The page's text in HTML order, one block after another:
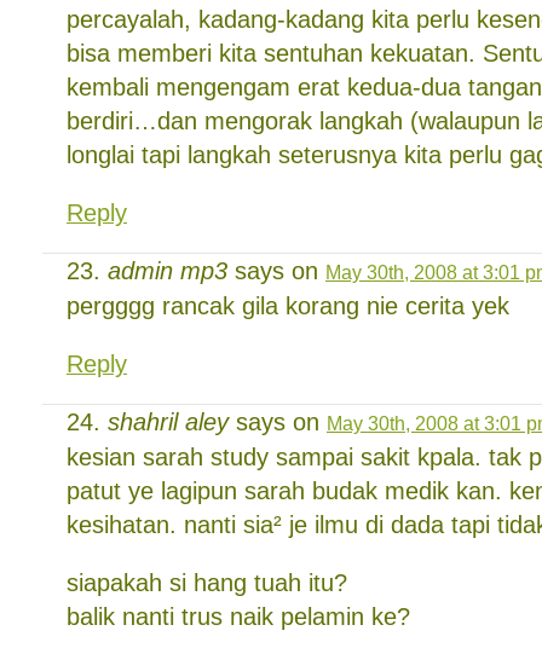
percayalah, kadang-kadang kita perlu
bisa memberi kita sentuhan kekuatan.
kembali mengengam erat kedua-dua
berdiri…dan mengorak langkah (walaupun
longlai tapi langkah seterusnya kita perlu
Reply
admin mp3 says on May 30th, 2008 at 3:01
pergggg rancak gila korang nie cerita yek
Reply
shahril aleysays on May 30th, 2008 at 3:01
kesian sarah study sampai sakit kpala. tak
patut ye lagipun sarah budak medik kan.
kesihatan. nanti sia² je ilmu di dada tapi
siapakah si hang tuah itu?
balik nanti trus naik pelamin ke?